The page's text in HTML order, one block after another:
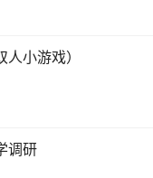
小游戏）
调研